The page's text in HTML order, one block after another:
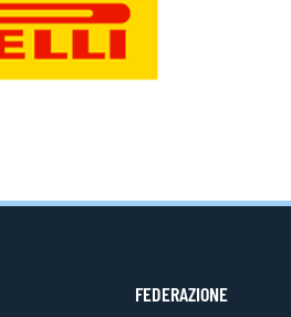
FEDERAZIONE